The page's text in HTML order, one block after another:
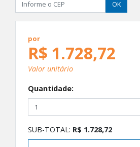
OK
por
R$ 1.728,72
Valor unitário
Quantidade:
SUB-TOTAL: R$ 1.728,72